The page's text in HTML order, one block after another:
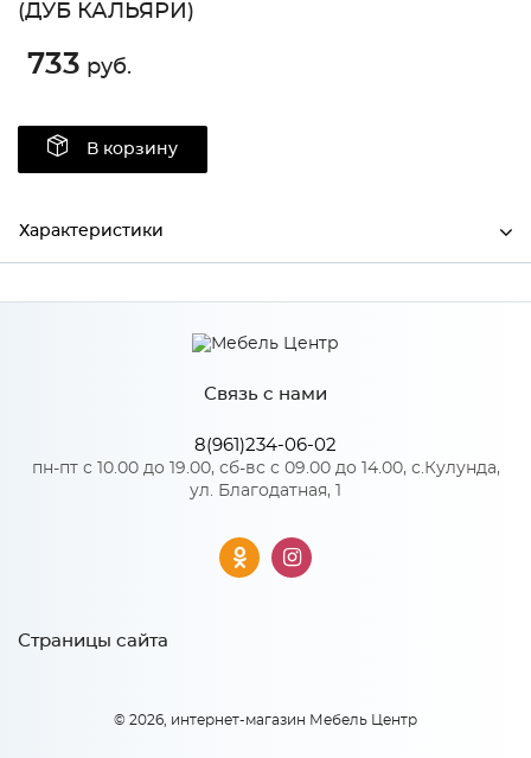
(ДУБ КАЛЬЯРИ)
733 руб.
В корзину
Характеристики
Производитель Сурская мебель
ДУБ КАЛЬЯРИ
Количество упаковок: 1
Связь с нами
8(961)234-06-02
пн-пт с 10.00 до 19.00, сб-вс с 09.00 до 14.00, с.Кулунда,
ул. Благодатная, 1
Страницы сайта
© 2026, интернет-магазин Мебель Центр